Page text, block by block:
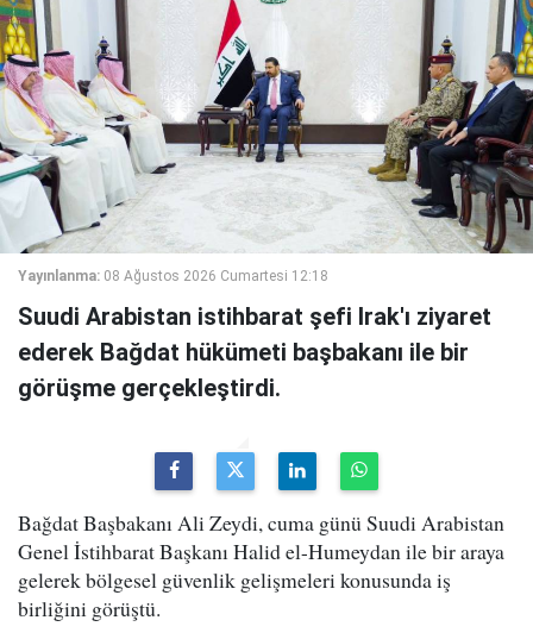
Yayınlanma: 08 Ağustos 2026 Cumartesi 12:18
Suudi Arabistan istihbarat şefi Irak'ı ziyaret
ederek Bağdat hükümeti başbakanı ile bir
görüşme gerçekleştirdi.
Bağdat Başbakanı Ali Zeydi, cuma günü Suudi Arabistan
Genel İstihbarat Başkanı Halid el-Humeydan ile bir araya
gelerek bölgesel güvenlik gelişmeleri konusunda iş
birliğini görüştü.